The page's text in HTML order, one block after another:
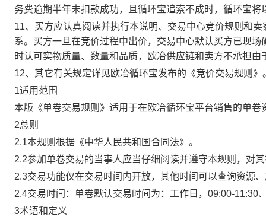
务费逾期半年未扣款成功，且循环宝追索不成时，循环宝将
11、买方应认真阅读并执行本说明、交易中心竞价规则和
系。买方一旦在竞价过程中出价，交易中心默认买方已现
时认可实物质量、数量和品质，欧冶供应链和卖方不承担由
12、其它有关规定详见欧冶循环宝发布的《竞价交易规则》
1适用范围
本版《单卷交易规则》适用于在欧冶循环宝平台销售的单卷
2总则
2.1本规则根据《中华人民共和国合同法》。
2.2参加单卷交易的当事人应当仔细阅读并遵守本规则，对
2.3交易功能仅在交易时间内开放，其他时间可以查询资源
2.4交易时间：单卷默认交易时间为：工作日，09:00-11:30
3术语和定义